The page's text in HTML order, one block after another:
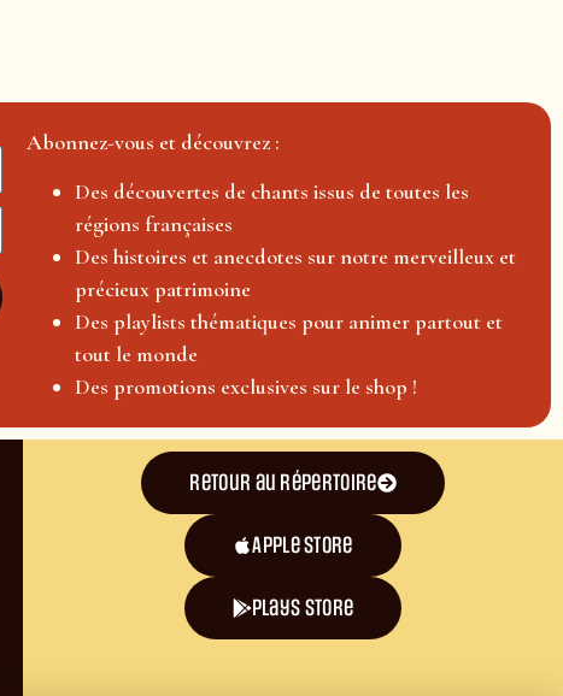
Abonnez-vous et découvrez :
Des découvertes de chants issus de toutes les
régions françaises
Des histoires et anecdotes sur notre merveilleux et
précieux patrimoine
Des playlists thématiques pour animer partout et
tout le monde
Des promotions exclusives sur le shop !
Retour au répertoire
Apple Store
plays store